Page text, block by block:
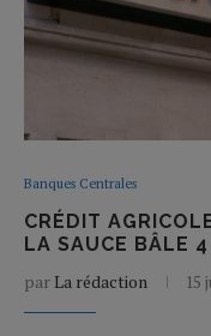
Banques Centrales
CRÉDIT
LA SAUCE BÂLE 4
par La rédaction 15